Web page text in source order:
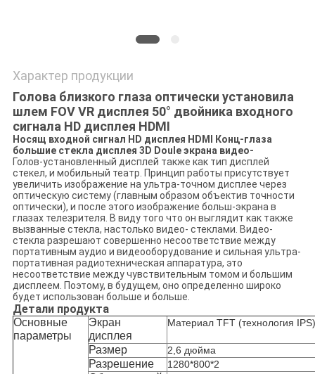
Характер продукции
Голова близкого глаза оптически установила
шлем FOV VR дисплея 50° двойника входного
сигнала HD дисплея HDMI
Носящ входной сигнал HD дисплея HDMI Конц-глаза
большие стекла дисплея 3D Doule экрана видео-
Голов-установленный дисплей также как тип дисплей
стекел, и мобильный театр. Принцип работы присутствует
увеличить изображение на ультра-точном дисплее через
оптическую систему (главным образом объектив точности
оптически), и после этого изображение больш-экрана в
глазах телезрителя. В виду того что он выглядит как также
вызванные стекла, настолько видео- стеклами. Видео-
стекла разрешают совершенно несоответствие между
портативным аудио и видеооборудование и сильная ультра-
портативная радиотехническая аппаратура, это
несоответствие между чувствительным томом и большим
дисплеем. Поэтому, в будущем, оно определенно широко
будет использован больше и больше.
Детали продукта
Основные
параметры
Экран
дисплея
Материал TFT (технология IPS)
Размер 2,6 дюйма
Разрешение 1280*800*2